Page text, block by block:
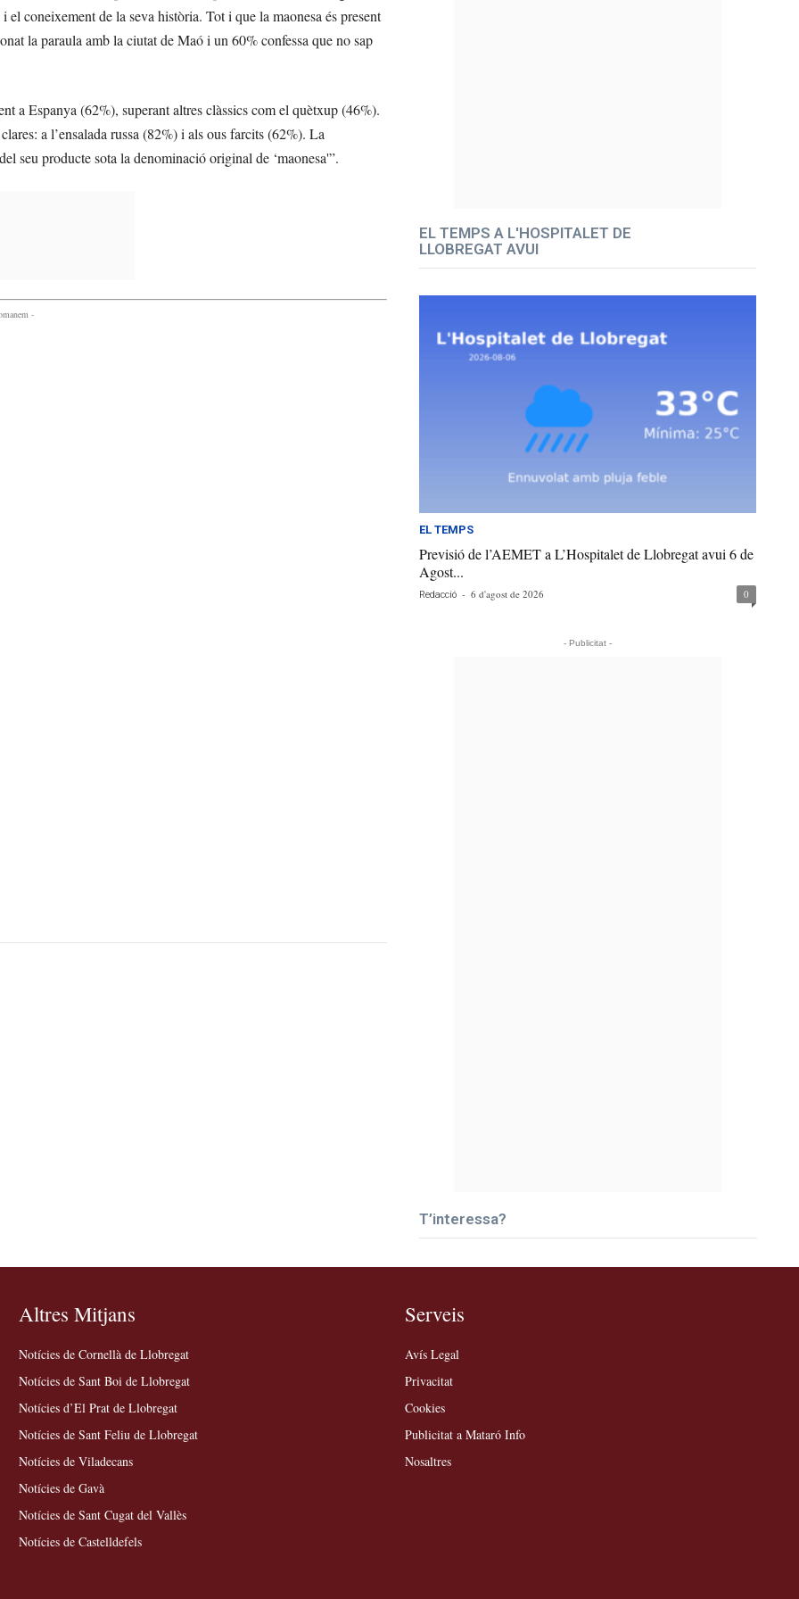
coneixement de la seva història. Tot i que la maonesa és present
la paraula amb la ciutat de Maó i un 60% confessa que no sap
a Espanya (62%), superant altres clàssics com el quètxup (46%).
a l’ensalada russa (82%) i als ous farcits (62%). La
seu producte sota la denominació original de ‘maonesa'”.
-
EL TEMPS A L'HOSPITALET DE
LLOBREGAT AVUI
EL TEMPS
Previsió de l’AEMET a L’Hospitalet de Llobregat avui 6 de
Agost...
Redacció - 6 d'agost de 2026 0
- Publicitat -
T’interessa?
Altres Mitjans
Notícies de Cornellà de Llobregat
Notícies de Sant Boi de Llobregat
Notícies d’El Prat de Llobregat
Notícies de Sant Feliu de Llobregat
Notícies de Viladecans
Notícies de Gavà
Notícies de Sant Cugat del Vallès
Notícies de Castelldefels
Serveis
Avís Legal
Privacitat
Cookies
Publicitat a Mataró Info
Nosaltres